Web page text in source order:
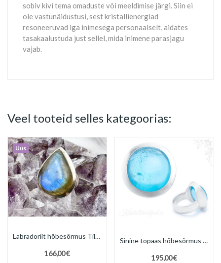
sobiv kivi tema omaduste või meeldimise järgi. Siin ei
ole vastunäidustusi, sest kristallienergiad
resoneeruvad iga inimesega personaalselt, aidates
tasakaalustuda just sellel, mida inimene parasjagu
vajab.
Veel tooteid selles kategoorias:
Uus
Labradoriit hõbesõrmus Tilk Sri Lankalt
166,00 €
Sinine topaas hõbesõrmus Aqua Sri Lankalt
195,00 €